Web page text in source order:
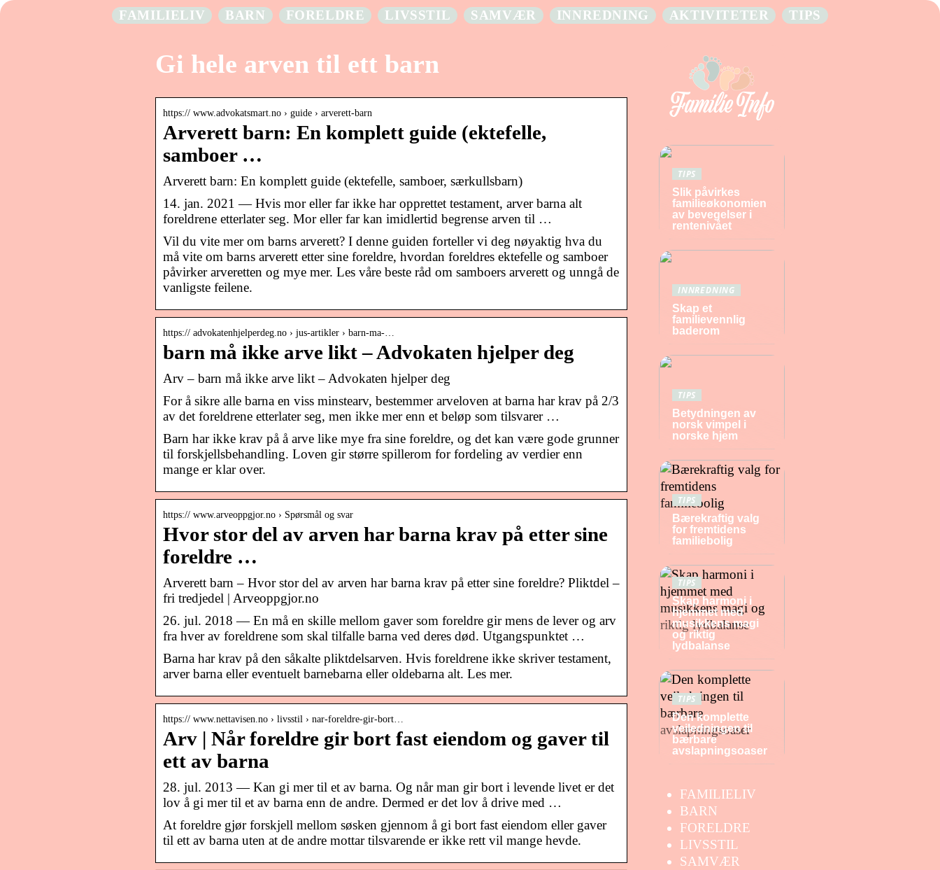
FAMILIELIV BARN FORELDRE LIVSSTIL SAMVÆR INNREDNING AKTIVITETER TIPS
Gi hele arven til ett barn
https:// www.advokatsmart.no › guide › arverett-barn
Arverett barn: En komplett guide (ektefelle,
samboer …
Arverett barn: En komplett guide (ektefelle, samboer, særkullsbarn)
14. jan. 2021 — Hvis mor eller far ikke har opprettet testament, arver barna alt
foreldrene etterlater seg. Mor eller far kan imidlertid begrense arven til …
Vil du vite mer om barns arverett? I denne guiden forteller vi deg nøyaktig hva du
må vite om barns arverett etter sine foreldre, hvordan foreldres ektefelle og samboer
påvirker arveretten og mye mer. Les våre beste råd om samboers arverett og unngå de
vanligste feilene.
https:// advokatenhjelperdeg.no › jus-artikler › barn-ma-…
barn må ikke arve likt – Advokaten hjelper deg
Arv – barn må ikke arve likt – Advokaten hjelper deg
For å sikre alle barna en viss minstearv, bestemmer arveloven at barna har krav på 2/3
av det foreldrene etterlater seg, men ikke mer enn et beløp som tilsvarer …
Barn har ikke krav på å arve like mye fra sine foreldre, og det kan være gode grunner
til forskjellsbehandling. Loven gir større spillerom for fordeling av verdier enn
mange er klar over.
https:// www.arveoppgjor.no › Spørsmål og svar
Hvor stor del av arven har barna krav på etter sine
foreldre …
Arverett barn – Hvor stor del av arven har barna krav på etter sine foreldre? Pliktdel –
fri tredjedel | Arveoppgjor.no
26. jul. 2018 — En må en skille mellom gaver som foreldre gir mens de lever og arv
fra hver av foreldrene som skal tilfalle barna ved deres død. Utgangspunktet …
Barna har krav på den såkalte pliktdelsarven. Hvis foreldrene ikke skriver testament,
arver barna eller eventuelt barnebarna eller oldebarna alt. Les mer.
https:// www.nettavisen.no › livsstil › nar-foreldre-gir-bort…
Arv | Når foreldre gir bort fast eiendom og gaver til
ett av barna
28. jul. 2013 — Kan gi mer til et av barna. Og når man gir bort i levende livet er det
lov å gi mer til et av barna enn de andre. Dermed er det lov å drive med …
At foreldre gjør forskjell mellom søsken gjennom å gi bort fast eiendom eller gaver
til ett av barna uten at de andre mottar tilsvarende er ikke rett vil mange hevde.
TIPS
Slik påvirkes
familieøkonomien
av bevegelser i
rentenivået
INNREDNING
Skap et
familievennlig
baderom
TIPS
Betydningen av
norsk vimpel i
norske hjem
TIPS
Bærekraftig valg
for fremtidens
familiebolig
TIPS
Skap harmoni i
hjemmet med
musikkens magi
og riktig
lydbalanse
TIPS
Den komplette
veiledningen til
bærbare
avslapningsoaser
FAMILIELIV
BARN
FORELDRE
LIVSSTIL
SAMVÆR